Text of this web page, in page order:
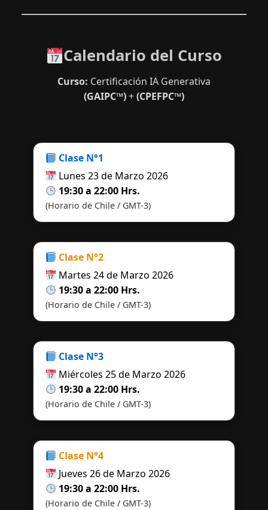
Calendario del Curso
Curso: Certificación IA Generativa
(GAIPC™)+(CPEFPC™)
Clase N°1
Lunes 23 de Marzo 2026
19:30 a 22:00 Hrs.
(Horario de Chile / GMT-3)
Clase N°2
Martes 24 de Marzo 2026
19:30 a 22:00 Hrs.
(Horario de Chile / GMT-3)
Clase N°3
Miércoles 25 de Marzo 2026
19:30 a 22:00 Hrs.
(Horario de Chile / GMT-3)
Clase N°4
Jueves 26 de Marzo 2026
19:30 a 22:00 Hrs.
(Horario de Chile / GMT-3)